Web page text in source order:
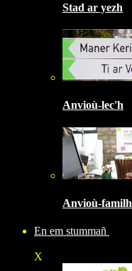
Stad ar yezh
Anvioù-lec'h
Anvioù-familh
En em stummañ
X